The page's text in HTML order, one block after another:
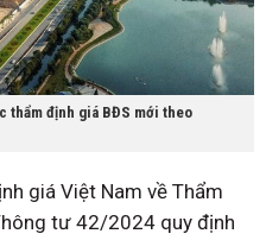
thẩm định giá BĐS mới theo
giá Việt Nam về Thẩm
tư 42/2024 quy định